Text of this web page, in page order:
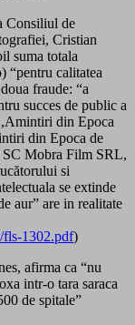
Consiliul de
Cristian
suma totala
“pentru calitatea
fraude: “a
succes de public a
din Epoca
din Epoca de
SC Mobra Film SRL,
si
se extinde
aur” are in realitate
fls-1302.pdf)
afirma ca “nu
intr-o tara saraca
de spitale”